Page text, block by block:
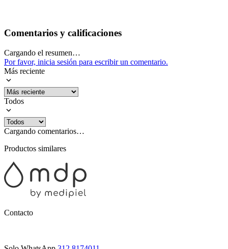
Comentarios y calificaciones
Cargando el resumen…
Por favor, inicia sesión para escribir un comentario.
Más reciente
Todos
Cargando comentarios…
Productos similares
Contacto